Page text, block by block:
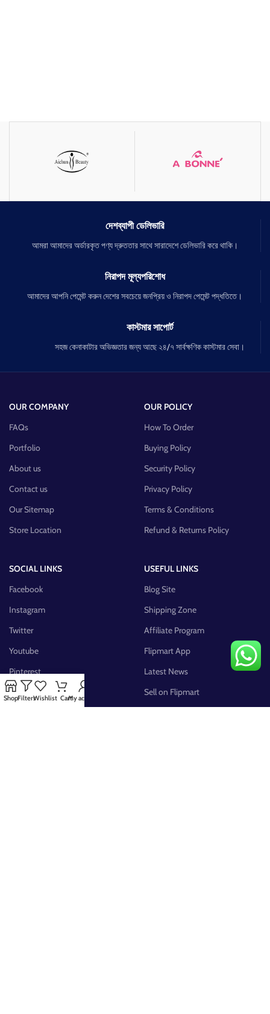
দেশব্যাপী ডেলিভারি
আমরা আমাদের অর্ডারকৃত পণ্য দ্রুততার সাথে সারাদেশে ডেলিভারি করে থাকি।
নিরাপদ মূল্যপরিশোধ
আমাদের আপনি পেমেন্ট করুন দেশের সবচেয়ে জনপ্রিয় ও নিরাপদ পেমেন্ট পদ্ধতিতে।
কাস্টমার সাপোর্ট
সহজ কেনাকাটার অভিজ্ঞতার জন্য আছে ২৪/৭ সার্বক্ষণিক কাস্টমার সেবা।
OUR COMPANY
FAQs
Portfolio
About us
Contact us
Our Sitemap
Store Location
OUR POLICY
How To Order
Buying Policy
Security Policy
Privacy Policy
Terms & Conditions
Refund & Returns Policy
SOCIAL LINKS
Facebook
Instagram
Twitter
Youtube
Pinterest
FB Group
USEFUL LINKS
Blog Site
Shipping Zone
Affiliate Program
Flipmart App
Latest News
Sell on Flipmart
ShopFiltersWishlist CartMy account